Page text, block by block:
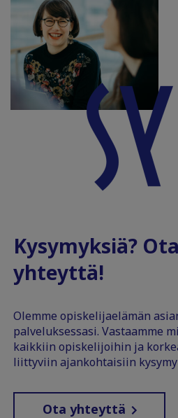
Kysymyksiä? Ota
yhteyttä!
Olemme opiskelijaelämän
palveluksessasi. Vastaamme
kaikkiin opiskelijoihin ja
liittyviin ajankohtaisiin
Ota yhteyttä